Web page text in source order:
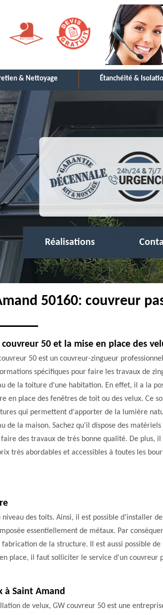
& Nettoyage Étanchéité &
Réalisations
50160: couvreur
couvreur 50 et la mise en place des
50 est un couvreur-zingueur
spécifiques pour faire les travaux de
de la toiture d'une habitation. En effet, il a la
en place des fenêtres de toit ou des velux. Ce
qui permettent d'apporter de la lumière
de la maison. Sachez qu'il dispose des
des travaux de très bonne qualité. De plus,
très abordables et accessibles à toutes les
des toits. Ainsi, il est possible d'installer
essentiellement de métaux. Par
de la structure. Il est aussi possible
place, il faut solliciter le service d'un couvreur
à Saint Amand
de velux, GW couvreur 50 est une